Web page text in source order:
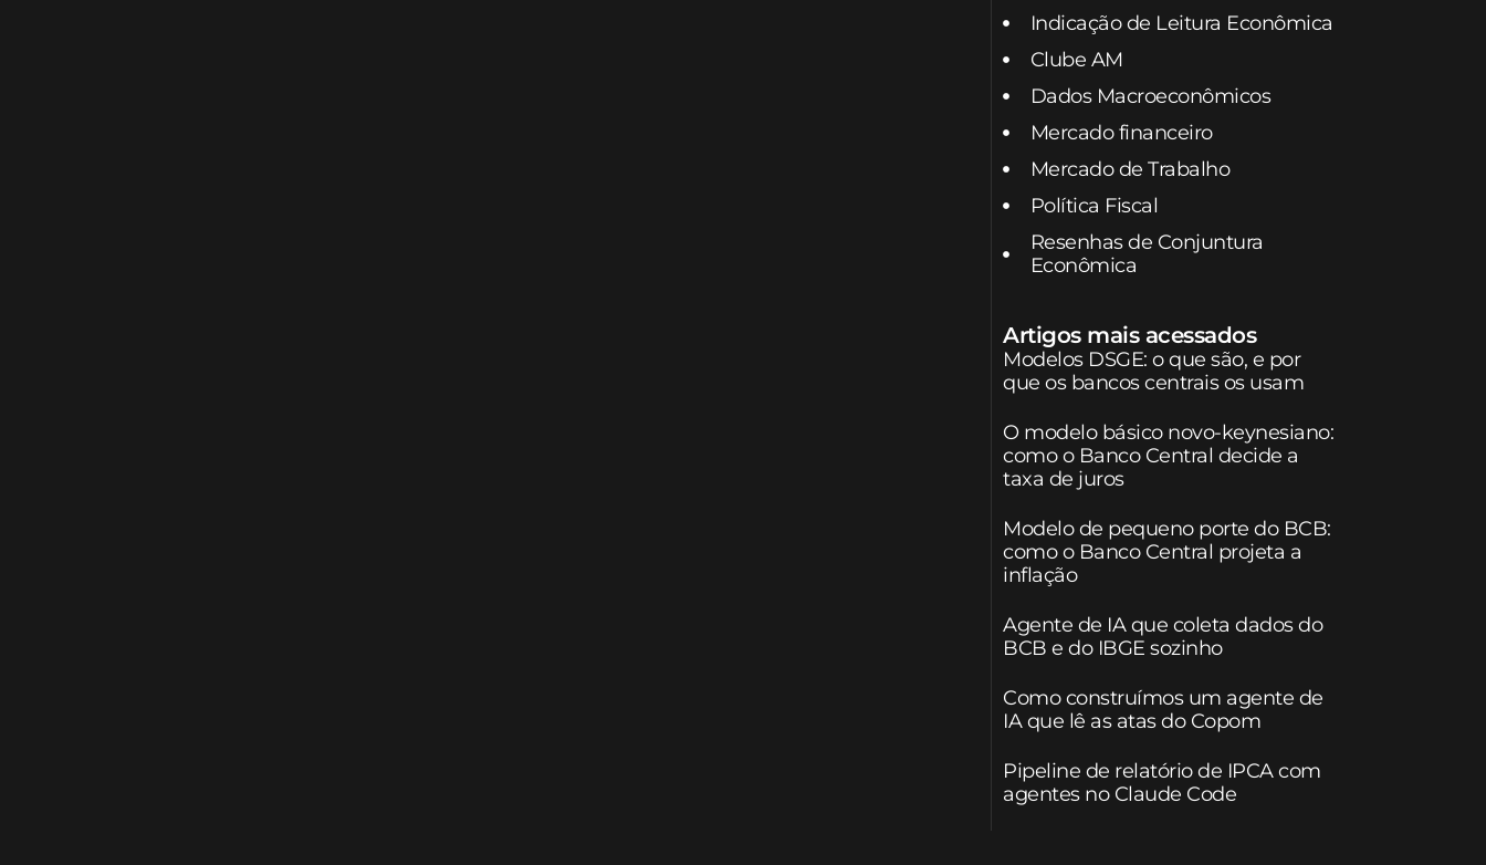
Indicação de Leitura Econômica
Clube AM
Dados Macroeconômicos
Mercado financeiro
Mercado de Trabalho
Política Fiscal
Resenhas de Conjuntura
Econômica
Artigos mais acessados
Modelos DSGE: o que são, e por
que os bancos centrais os usam
O modelo básico novo-keynesiano:
como o Banco Central decide a
taxa de juros
Modelo de pequeno porte do BCB:
como o Banco Central projeta a
inflação
Agente de IA que coleta dados do
BCB e do IBGE sozinho
Como construímos um agente de
IA que lê as atas do Copom
Pipeline de relatório de IPCA com
agentes no Claude Code